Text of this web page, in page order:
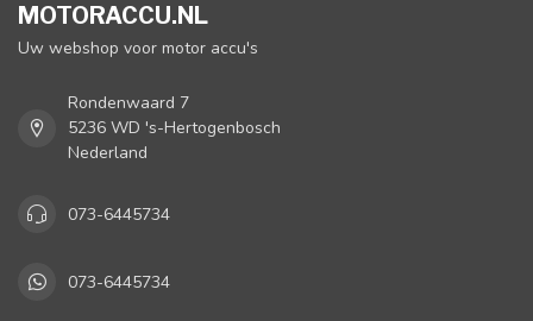
MOTORACCU.NL
Uw webshop voor motor accu's
Rondenwaard 7
5236 WD 's-Hertogenbosch
Nederland
073-6445734
073-6445734